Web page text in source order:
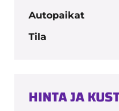
Autopaikat
Tila
HINTA JA